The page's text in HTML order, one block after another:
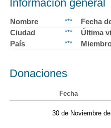
Contáctenos
Información general
Nombre *** Fecha
Ciudad *** Última
País ***
Donaciones
Fecha
30 de Noviembre